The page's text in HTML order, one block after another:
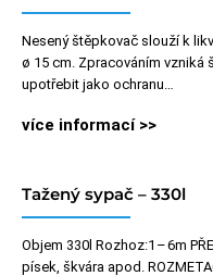
Nesený štěpkovač slouží k
ø 15 cm. Zpracováním vzniká
upotřebit jako ochranu…
více informací >>
Tažený sypač – 330l
Objem 330l Rozhoz:1 – 6m
písek, škvára apod.